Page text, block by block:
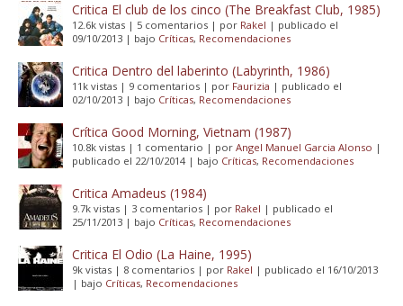
Critica El club de los cinco (The Breakfast Club, 1985)
12.6k vistas | 5 comentarios | por Rakel | publicado el
09/10/2013 | bajo Críticas, Recomendaciones
Critica Dentro del laberinto (Labyrinth, 1986)
11k vistas | 9 comentarios | por Faurizia | publicado el
02/10/2013 | bajo Críticas, Recomendaciones
Crítica Good Morning, Vietnam (1987)
10.8k vistas | 1 comentario | por Angel Manuel Garcia Alonso |
publicado el 22/10/2014| bajo Críticas, Recomendaciones
Critica Amadeus (1984)
9.7k vistas | 3 comentarios | por Rakel | publicado el
25/11/2013 | bajo Críticas, Recomendaciones
Critica El Odio (La Haine, 1995)
9k vistas | 8 comentarios | por Rakel | publicado el 16/10/2013
| bajo Críticas, Recomendaciones